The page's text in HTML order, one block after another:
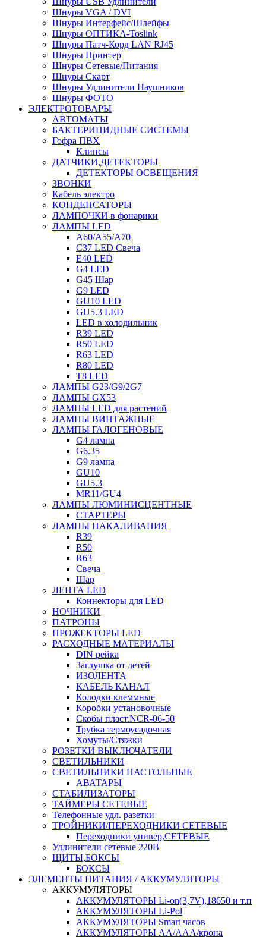
Шнуры VGA / DVI
Шнуры Интерфейс/Шлейфы
Шнуры ОПТИКА-Toslink
Шнуры Патч-Корд LAN RJ45
Шнуры Принтер
Шнуры Сетевые/Питания
Шнуры Скарт
Шнуры Удлинители Наушников
Шнуры ФОТО
ЭЛЕКТРОТОВАРЫ
АВТОМАТЫ
БАКТЕРИЦИДНЫЕ СИСТЕМЫ
Гофра ПВХ
Клипсы
ДАТЧИКИ,ДЕТЕКТОРЫ
ДЕТЕКТОРЫ ОСВЕЩЕНИЯ
ЗВОНКИ
Кабель электро
КОНДЕНСАТОРЫ
ЛАМПОЧКИ в фонарики
ЛАМПЫ LED
A60/A55/A70
C37 LED Свеча
E40 LED
G4 LED
G45 Шар
G9 LED
GU10 LED
GU5.3 LED
LED в холодильник
R39 LED
R50 LED
R63 LED
R80 LED
T8 LED
ЛАМПЫ G23/G9/2G7
ЛАМПЫ GX53
ЛАМПЫ LED для растений
ЛАМПЫ ВИНТАЖНЫЕ
ЛАМПЫ ГАЛОГЕНОВЫЕ
G4 лампа
G6.35
G9 лампа
GU10
GU5.3
MR11/GU4
ЛАМПЫ ЛЮМИНИСЦЕНТНЫЕ
СТАРТЕРЫ
ЛАМПЫ НАКАЛИВАНИЯ
R39
R50
R63
Свеча
Шар
ЛЕНТА LED
Коннекторы для LED
НОЧНИКИ
ПАТРОНЫ
ПРОЖЕКТОРЫ LED
РАСХОДНЫЕ МАТЕРИАЛЫ
DIN рейка
Заглушка от детей
ИЗОЛЕНТА
КАБЕЛЬ КАНАЛ
Колодки клеммные
Коробки установочные
Скобы пласт.NCR-06-50
Трубка термоусадочная
Хомуты/Стяжки
РОЗЕТКИ ВЫКЛЮЧАТЕЛИ
СВЕТИЛЬНИКИ
СВЕТИЛЬНИКИ НАСТОЛЬНЫЕ
АВАТАРЫ
СТАБИЛИЗАТОРЫ
ТАЙМЕРЫ СЕТЕВЫЕ
Телефонные удл. разетки
ТРОЙНИКИ/ПЕРЕХОДНИКИ СЕТЕВЫЕ
Переходники универ,СЕТЕВЫЕ
Удлинители сетевые 220В
ЩИТЫ,БОКСЫ
БОКСЫ
ЭЛЕМЕНТЫ ПИТАНИЯ / АККУМУЛЯТОРЫ
АККУМУЛЯТОРЫ
АККУМУЛЯТОРЫ Li-on(3,7V),18650 и т.п
АККУМУЛЯТОРЫ Li-Pol
АККУМУЛЯТОРЫ Smart часов
АККУМУЛЯТОРЫ АА/ААА/крона